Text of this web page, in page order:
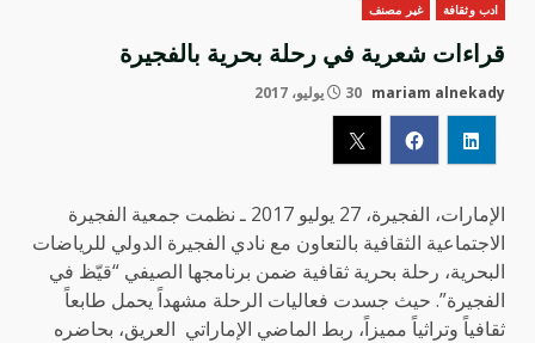
ادب وثقافة غير مصنف
قراءات شعرية في رحلة بحرية بالفجيرة
mariam alnekady 30 يوليو، 2017
الإمارات، الفجيرة، 27 يوليو 2017 ـ نظمت جمعية الفجيرة
الاجتماعية الثقافية بالتعاون مع نادي الفجيرة الدولي للرياضات
البحرية، رحلة بحرية ثقافية ضمن برنامجها الصيفي “قيّظ في
الفجيرة”. حيث جسدت فعاليات الرحلة مشهداً يحمل طابعاً
ثقافياً وتراثياً مميزاً، ربط الماضي الإماراتي العريق، بحاضره